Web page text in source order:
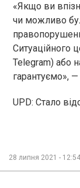
«Якщо ви
чи можливо
Ситуаційного
Telegram) або
гарантуємо»,
UPD: Стало
28 липня 2021 - 12:54